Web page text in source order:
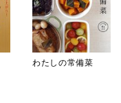
わたしの常備菜